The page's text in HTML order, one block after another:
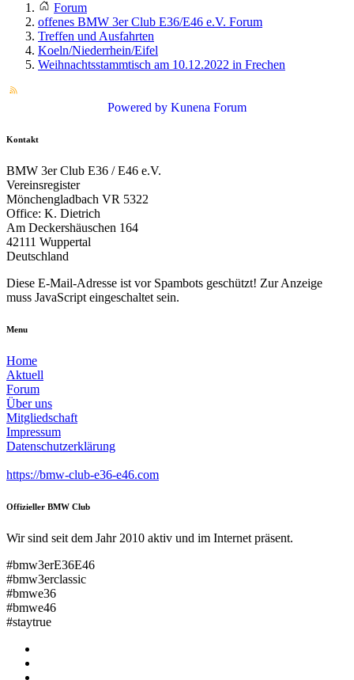
Forum
offenes BMW 3er Club E36/E46 e.V. Forum
Treffen und Ausfahrten
Koeln/Niederrhein/Eifel
Weihnachtsstammtisch am 10.12.2022 in Frechen
Powered by Kunena Forum
Kontakt
BMW 3er Club E36 / E46 e.V.
Vereinsregister
Mönchengladbach VR 5322
Office: K. Dietrich
Am Deckershäuschen 164
42111 Wuppertal
Deutschland
Diese E-Mail-Adresse ist vor Spambots geschützt! Zur Anzeige
muss JavaScript eingeschaltet sein.
Menu
Home
Aktuell
Forum
Über uns
Mitgliedschaft
Impressum
Datenschutzerklärung
https://bmw-club-e36-e46.com
Offizieller BMW Club
Wir sind seit dem Jahr 2010 aktiv und im Internet präsent.
#bmw3erE36E46
#bmw3erclassic
#bmwe36
#bmwe46
#staytrue